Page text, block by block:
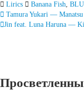
Lirics
Banana Fish,
Запись
Tamura Yukari —
Jin feat. Luna Haruna —